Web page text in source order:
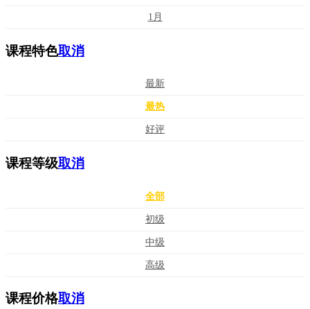
1月
课程特色取消
最新
最热
好评
课程等级取消
全部
初级
中级
高级
课程价格取消